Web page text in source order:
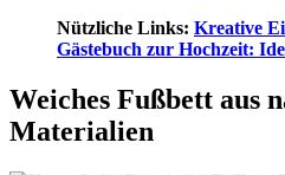
Nützliche Links: Kreative
Gästebuch zur Hochzeit:
Weiches Fußbett aus
Materialien